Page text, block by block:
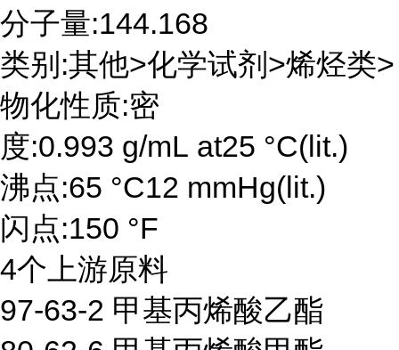
分子量:144.168
类别:其他>化学试剂>烯烃类>
物化性质:密
度:0.993 g/mL at25 °C(lit.)
沸点:65 °C12 mmHg(lit.)
闪点:150 °F
4个上游原料
97-63-2 甲基丙烯酸乙酯